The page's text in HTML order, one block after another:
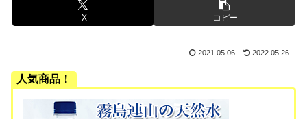
X コピー
2021.05.06 2022.05.26
人気商品！